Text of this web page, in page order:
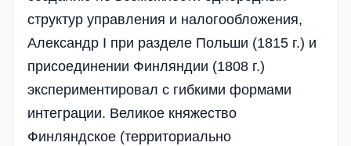
структур управления и налогообложения,
Александр I при разделе Польши (1815 г.) и
присоединении Финляндии (1808 г.)
экспериментировал с гибкими формами
интеграции. Великое княжество
Финляндское (территориально